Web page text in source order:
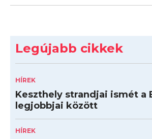
Legújabb cikkek
HÍREK
Keszthely strandjai ismét a
legjobbjai között
HÍREK